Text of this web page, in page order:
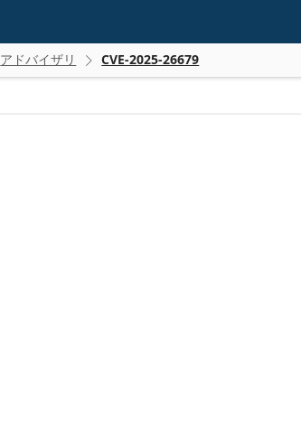
アドバイザリ  CVE-2025-26679